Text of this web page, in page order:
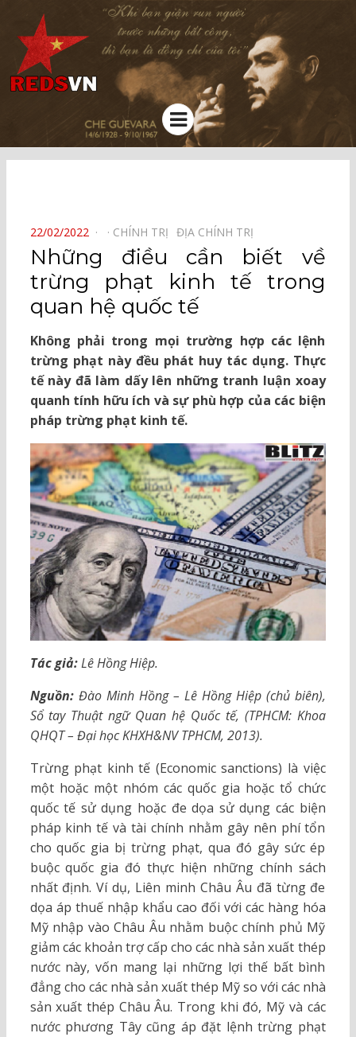
Kênh chia sẻ tri thức cộng đồng
Menu
POSTED
ON
22/02/2022 CHÍNH TRỊ⠀ ĐỊA CHÍNH TRỊ⠀
Những điều cần biết về
trừng phạt kinh tế trong
quan hệ quốc tế
Không phải trong mọi trường hợp các lệnh
trừng phạt này đều phát huy tác dụng. Thực
tế này đã làm dấy lên những tranh luận xoay
quanh tính hữu ích và sự phù hợp của các biện
pháp trừng phạt kinh tế.
Tác giả:Lê Hồng Hiệp.
Nguồn:Đào Minh Hồng – Lê Hồng Hiệp (chủ biên),
Sổ tay Thuật ngữ Quan hệ Quốc tế, (TPHCM: Khoa
QHQT – Đại học KHXH&NV TPHCM, 2013).
Trừng phạt kinh tế (Economic sanctions) là việc
một hoặc một nhóm các quốc gia hoặc tổ chức
quốc tế sử dụng hoặc đe dọa sử dụng các biện
pháp kinh tế và tài chính nhằm gây nên phí tổn
cho quốc gia bị trừng phạt, qua đó gây sức ép
buộc quốc gia đó thực hiện những chính sách
nhất định. Ví dụ, Liên minh Châu Âu đã từng đe
dọa áp thuế nhập khẩu cao đối với các hàng hóa
Mỹ nhập vào Châu Âu nhằm buộc chính phủ Mỹ
giảm các khoản trợ cấp cho các nhà sản xuất thép
nước này, vốn mang lại những lợi thế bất bình
đẳng cho các nhà sản xuất thép Mỹ so với các nhà
sản xuất thép Châu Âu. Trong khi đó, Mỹ và các
nước phương Tây cũng áp đặt lệnh trừng phạt